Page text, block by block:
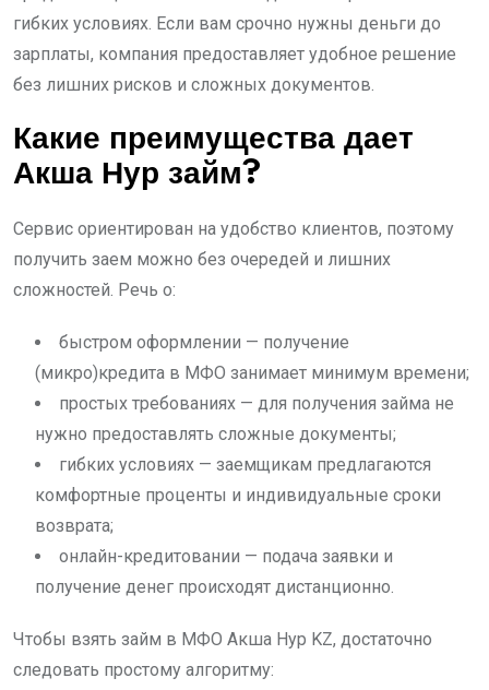
гибких условиях. Если вам срочно нужны деньги до
зарплаты, компания предоставляет удобное решение
без лишних рисков и сложных документов.
Какие преимущества дает
Акша Нур займ?
Сервис ориентирован на удобство клиентов, поэтому
получить заем можно без очередей и лишних
сложностей. Речь о:
быстром оформлении — получение
(микро)кредита в МФО занимает минимум времени;
простых требованиях — для получения займа не
нужно предоставлять сложные документы;
гибких условиях — заемщикам предлагаются
комфортные проценты и индивидуальные сроки
возврата;
онлайн-кредитовании — подача заявки и
получение денег происходят дистанционно.
Чтобы взять займ в МФО Акша Нур KZ, достаточно
следовать простому алгоритму: